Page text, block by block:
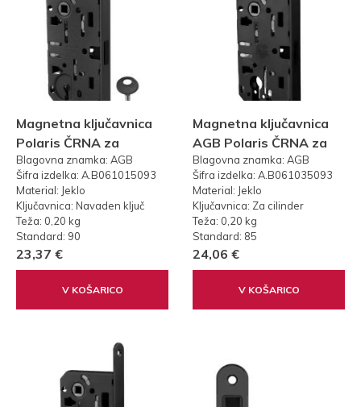
Magnetna ključavnica
Polaris ČRNA za
navaden ključ (50-
90mm)
Blagovna znamka: AGB
Šifra izdelka: A.B061015093
Material: Jeklo
Ključavnica: Navaden ključ
Teža: 0,20 kg
Standard: 90
23,37 €
V KOŠARICO
Magnetna ključavnica
AGB Polaris ČRNA za
cilinder (50-85mm)
Blagovna znamka: AGB
Šifra izdelka: A.B061035093
Material: Jeklo
Ključavnica: Za cilinder
Teža: 0,20 kg
Standard: 85
24,06 €
V KOŠARICO